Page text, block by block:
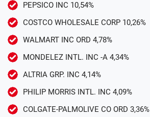
PEPSICO INC 10,54%
COSTCO WHOLESALE CORP 10,26%
WALMART INC ORD 4,78%
MONDELEZ INTL. INC -A 4,34%
ALTRIA GRP. INC 4,14%
PHILIP MORRIS INTL. INC 4,09%
COLGATE-PALMOLIVE CO ORD 3,36%